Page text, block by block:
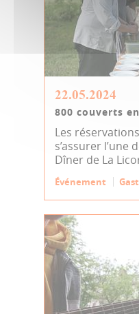
22.05.2024
800 couverts
Les
s’assurer l’une
Dîner de La
Événement